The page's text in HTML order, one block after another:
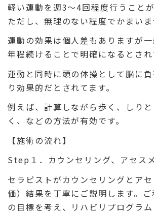
軽い運動を週3～4回程度行うことが
ただし、無理のない程度でかまいま
運動の効果は個人差もありますが
年程続けることで明確になるとされ
運動と同時に頭の体操として脳に
り効果的だとされてます。
例えば、計算しながら歩く、しり
く、などの方法が有効です。
【施術の流れ】
Step１．カウンセリング、アセス
セラピストがカウンセリングとア
価）結果を丁寧にご説明します。
の目標を考え、リハビリプログラム